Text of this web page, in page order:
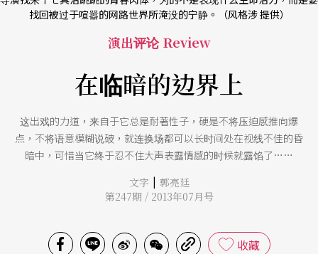
找回被过于喧嚣的网路世界所淹没的宁静。（风格涉 提供）
演出评论 Review
在临暗的边界上
这出戏的力道，来自于它总是耐著性子，硬是不将压迫感推向爆
点，不将语意模糊说破，就连换场都可以长时间处在视线不佳的昏
暗中，可惜当它终于忍不住大声表露情感的时候就露馅了……
文字 | 郭亮廷
第247期 / 2013年07月号
收藏